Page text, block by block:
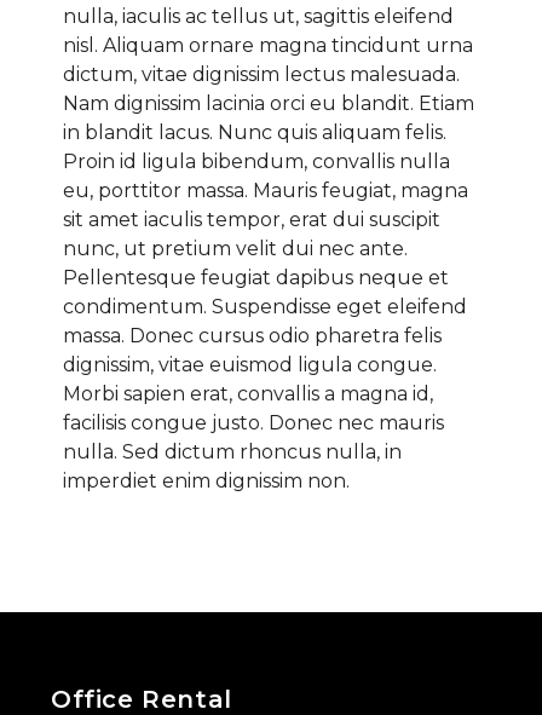
nulla, iaculis ac tellus ut, sagittis eleifend
nisl. Aliquam ornare magna tincidunt urna
dictum, vitae dignissim lectus malesuada.
Nam dignissim lacinia orci eu blandit. Etiam
in blandit lacus. Nunc quis aliquam felis.
Proin id ligula bibendum, convallis nulla
eu, porttitor massa. Mauris feugiat, magna
sit amet iaculis tempor, erat dui suscipit
nunc, ut pretium velit dui nec ante.
Pellentesque feugiat dapibus neque et
condimentum. Suspendisse eget eleifend
massa. Donec cursus odio pharetra felis
dignissim, vitae euismod ligula congue.
Morbi sapien erat, convallis a magna id,
facilisis congue justo. Donec nec mauris
nulla. Sed dictum rhoncus nulla, in
imperdiet enim dignissim non.
Office Rental